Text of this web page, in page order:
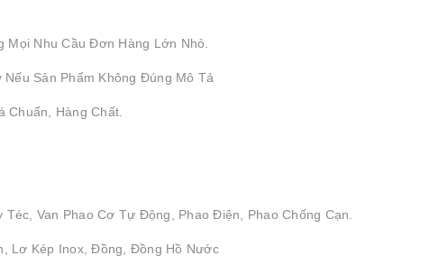
Nhu Cầu Đơn Hàng Lớn Nhỏ.
Sản Phẩm Không Đúng Mô Tả
Chuẩn, Hàng Chất.
Téc, Van Phao Cơ Tự Động, Phao Điện, Phao Chống Cạn.
Lơ Kép Inox, Đồng, Đồng Hồ Nước